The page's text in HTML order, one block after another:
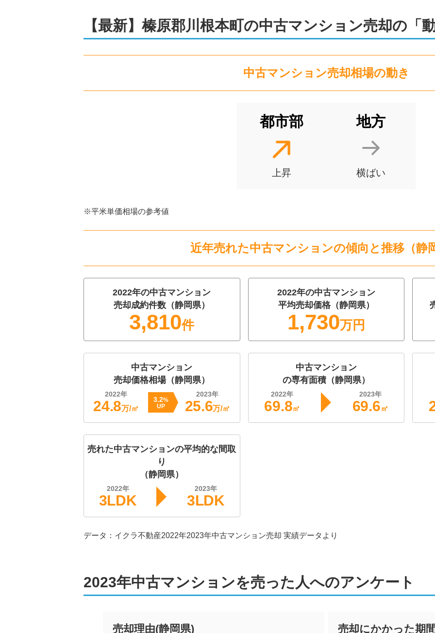
【最新】 榛原郡川根本町の中古マンション売却の「
中古マンション売却相場の動き
都市部
上昇
地方
横ばい
※平米単価相場の参考値
近年売れた中古マンションの傾向と推移（静
2022年の中古マンション
売却成約件数（静岡県）
3,810件
2022年の中古マンション
平均売却価格（静岡県）
1,730万円
中古マンション
売却価格相場（静岡県）
2022年
24.8万/㎡
3.2%
UP
2023年
25.6万/㎡
中古マンション
の専有面積（静岡県）
2022年
69.8㎡
2023年
69.6㎡
売れた中古マンションの平均的な間取
り
（静岡県）
2022年
3LDK
2023年
3LDK
データ：イクラ不動産2022年2023年中古マンション売却 実績データより
2023年中古マンションを売った人へのアンケート
売却理由(静岡県) 売却にかかった期